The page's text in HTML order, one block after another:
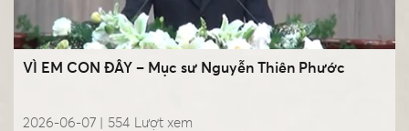
VÌ EM CON ĐÂY – Mục sư Nguyễn Thiên Phước
2026-06-07 | Lượt xem
554